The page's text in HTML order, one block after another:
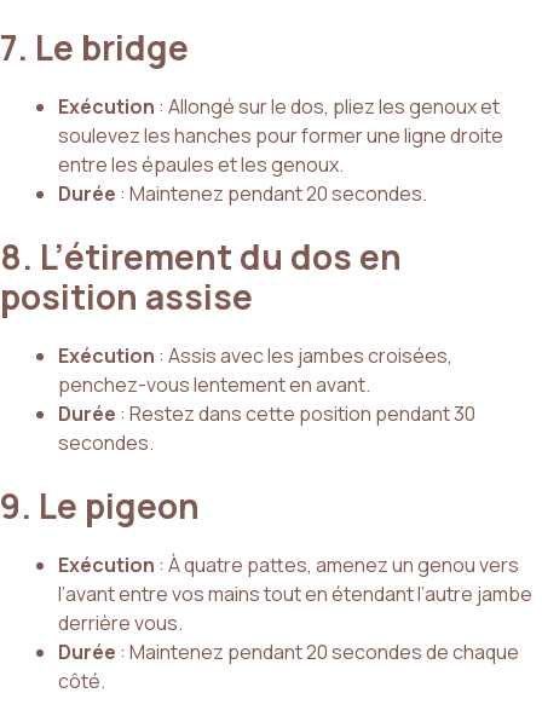
7. Le bridge
Exécution : Allongé sur le dos, pliez les genoux et
soulevez les hanches pour former une ligne droite
entre les épaules et les genoux.
Durée : Maintenez pendant 20 secondes.
8. L’étirement du dos en
position assise
Exécution : Assis avec les jambes croisées,
penchez-vous lentement en avant.
Durée : Restez dans cette position pendant 30
secondes.
9. Le pigeon
Exécution : À quatre pattes, amenez un genou vers
l’avant entre vos mains tout en étendant l’autre jambe
derrière vous.
Durée : Maintenez pendant 20 secondes de chaque
côté.